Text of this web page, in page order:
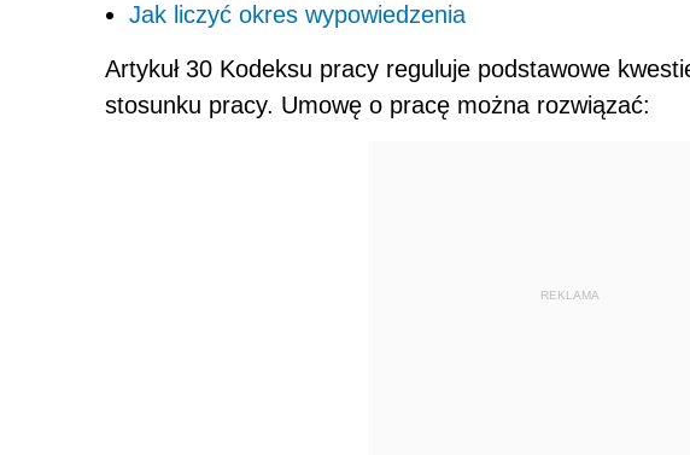
Jak liczyć okres wypowiedzenia
Artykuł 30 Kodeksu pracy reguluje podstawowe
stosunku pracy. Umowę o pracę można rozwiązać:
REKLAMA